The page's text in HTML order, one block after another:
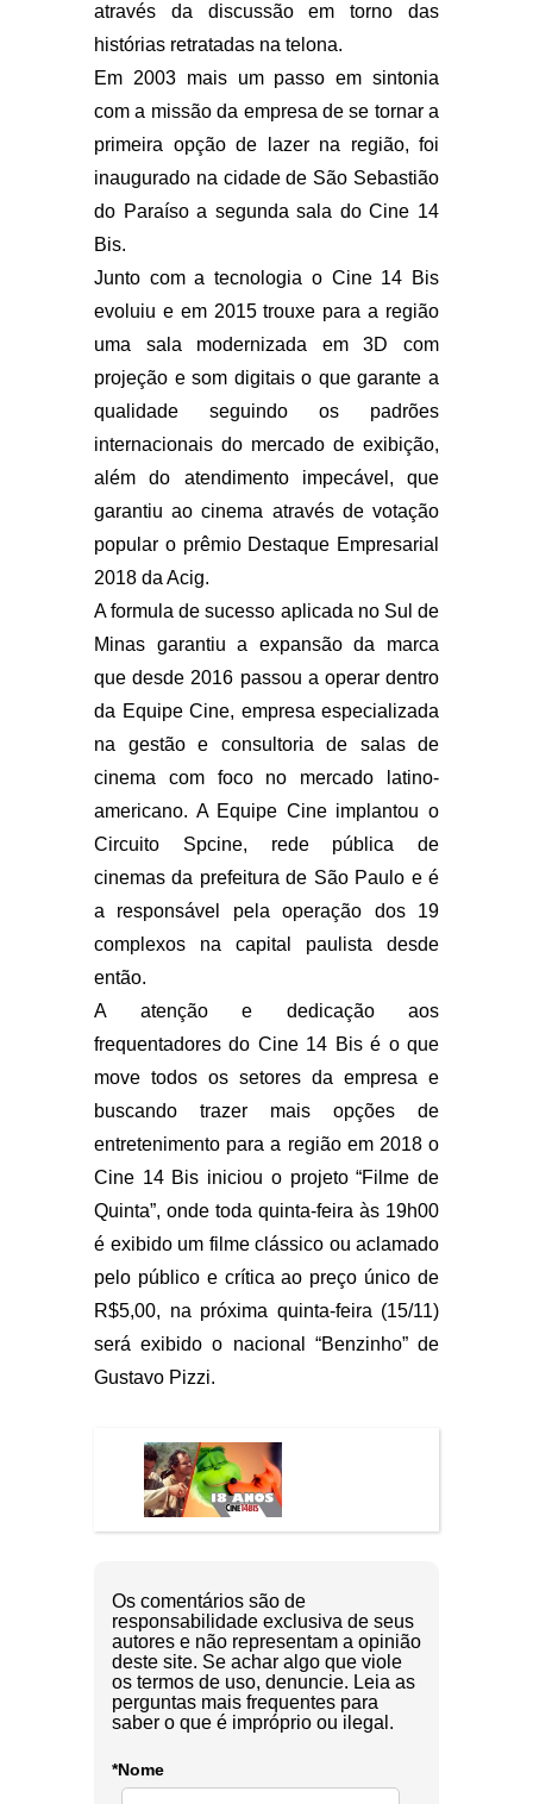
através da discussão em torno das
histórias retratadas na telona.
Em 2003 mais um passo em sintonia
com a missão da empresa de se tornar a
primeira opção de lazer na região, foi
inaugurado na cidade de São Sebastião
do Paraíso a segunda sala do Cine 14
Bis.
Junto com a tecnologia o Cine 14 Bis
evoluiu e em 2015 trouxe para a região
uma sala modernizada em 3D com
projeção e som digitais o que garante a
qualidade seguindo os padrões
internacionais do mercado de exibição,
além do atendimento impecável, que
garantiu ao cinema através de votação
popular o prêmio Destaque Empresarial
2018 da Acig.
A formula de sucesso aplicada no Sul de
Minas garantiu a expansão da marca
que desde 2016 passou a operar dentro
da Equipe Cine, empresa especializada
na gestão e consultoria de salas de
cinema com foco no mercado latino-
americano. A Equipe Cine implantou o
Circuito Spcine, rede pública de
cinemas da prefeitura de São Paulo e é
a responsável pela operação dos 19
complexos na capital paulista desde
então.
A atenção e dedicação aos
frequentadores do Cine 14 Bis é o que
move todos os setores da empresa e
buscando trazer mais opções de
entretenimento para a região em 2018 o
Cine 14 Bis iniciou o projeto “Filme de
Quinta”, onde toda quinta-feira às 19h00
é exibido um filme clássico ou aclamado
pelo público e crítica ao preço único de
R$5,00, na próxima quinta-feira (15/11)
será exibido o nacional “Benzinho” de
Gustavo Pizzi.
Os comentários são de
responsabilidade exclusiva de seus
autores e não representam a opinião
deste site. Se achar algo que viole
os termos de uso, denuncie. Leia as
perguntas mais frequentes para
saber o que é impróprio ou ilegal.
*Nome